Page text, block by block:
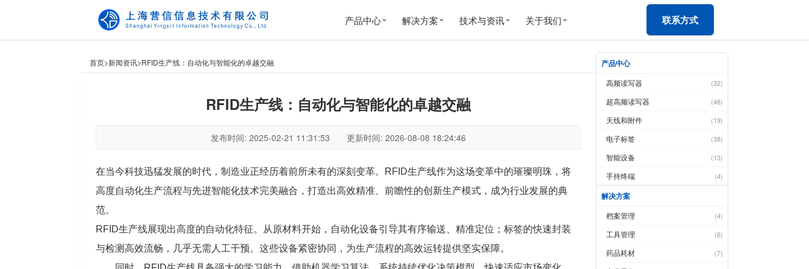
产品中心 解决方案 技术与资讯 关于我们 联系方式
首页>新闻资讯>RFID生产线：自动化与智能化的卓越交融
RFID生产线：自动化与智能化的卓越交融
发布时间: 2025-02-21 11:31:53 更新时间: 2026-08-08 18:24:46
在当今科技迅猛发展的时代，制造业正经历着前所未有的深刻变革。RFID生产线作为这场变革中的璀璨明珠，将
高度自动化生产流程与先进智能化技术完美融合，打造出高效精准、前瞻性的创新生产模式，成为行业发展的典
范。
RFID生产线展现出高度的自动化特征。从原材料开始，自动化设备引导其有序输送、精准定位；标签的快速封装
与检测高效流畅，几乎无需人工干预。这些设备紧密协同，为生产流程的高效运转提供坚实保障。
产品中心
高频读写器 (32)
超高频读写器 (48)
天线和附件 (19)
电子标签 (38)
智能设备 (13)
手持终端 (4)
解决方案
档案管理 (4)
工具管理 (6)
药品耗材 (7)